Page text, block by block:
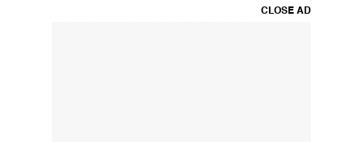
CLOSE AD